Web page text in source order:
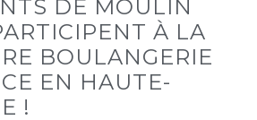
DE MOULIN
À LA
BOULANGERIE
EN HAUTE-
!